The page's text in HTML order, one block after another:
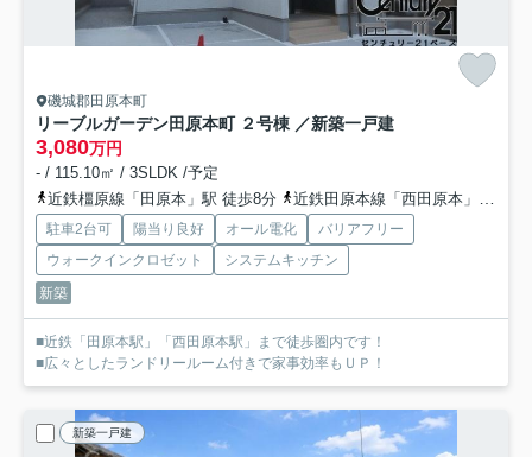
磯城郡田原本町
リーブルガーデン田原本町 ２号棟 ／新築一戸建
3,080万円
- / 115.10㎡ / 3SLDK /予定
近鉄橿原線「田原本」駅 徒歩8分
近鉄田原本線「西田原本」駅 徒歩9分
駐車2台可 陽当り良好 オール電化
バリアフリー
ウォークインクロゼット
システムキッチン
新築
■近鉄「田原本駅」「西田原本駅」まで徒歩圏内です！
■広々としたランドリールーム付きで家事効率もＵＰ！
新築一戸建